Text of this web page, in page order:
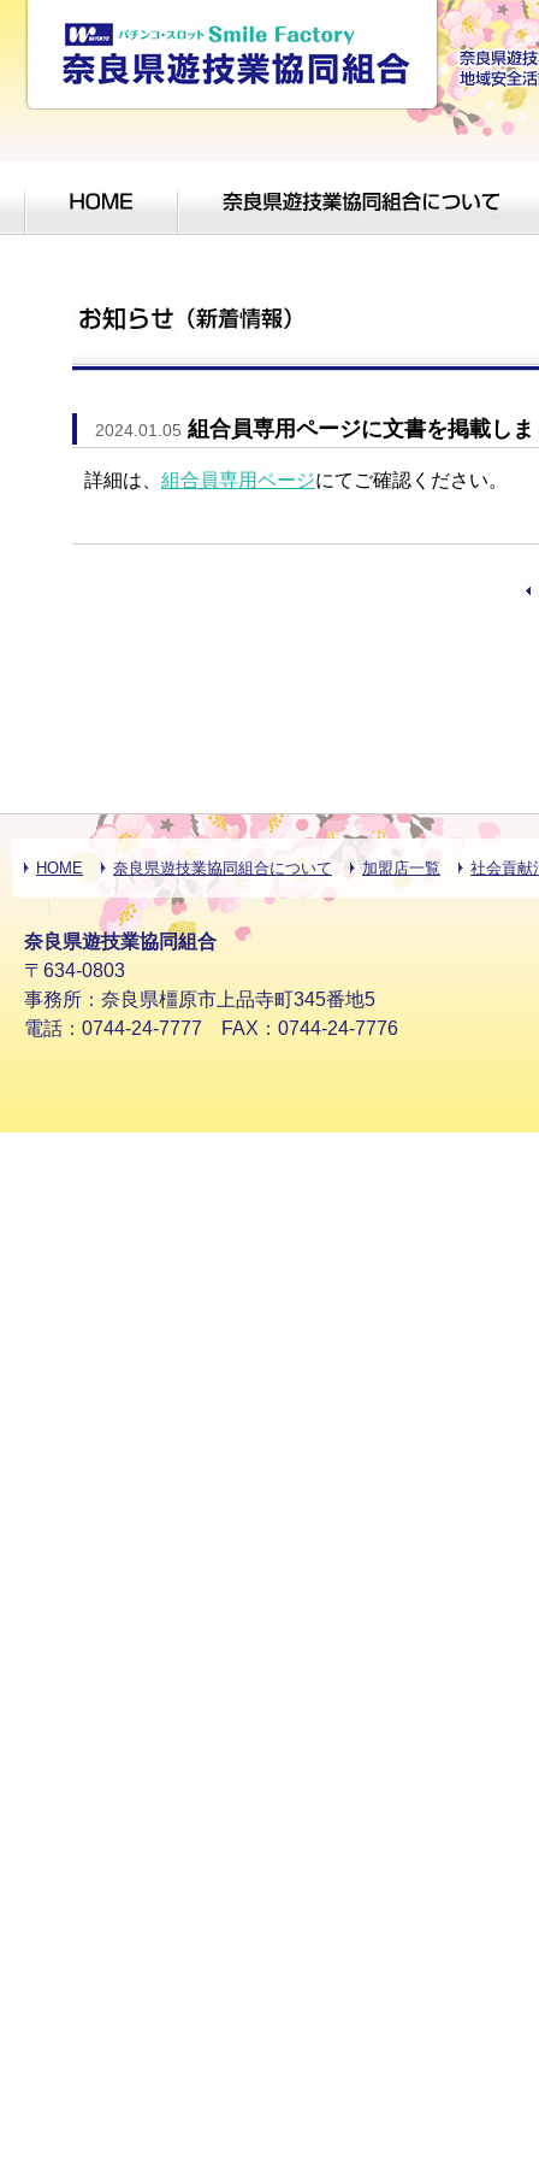
2024.01.05 組合員専用ページに文書を掲載しま
詳細は、 組合員専用ページにてご確認ください。
HOME 奈良県遊技業協同組合について 加盟店一覧 社会貢献
奈良県遊技業協同組合
〒634-0803
事務所：奈良県橿原市上品寺町345番地5
電話：0744-24-7777 FAX：0744-24-7776